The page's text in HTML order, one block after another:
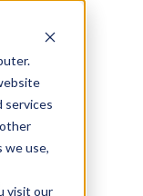
services
we use,
visit our